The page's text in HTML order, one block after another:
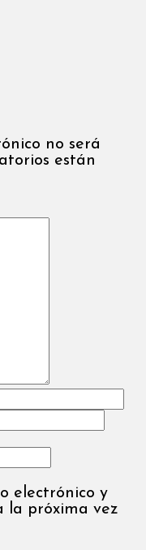
no será
están
electrónico y
la próxima vez